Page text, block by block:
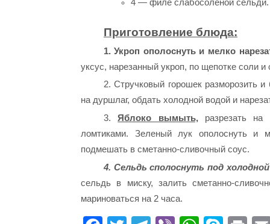
Приготовление блюда:
1. Укроп ополоснуть и мелко
уксус, нарезанный укроп, по щепотке соли
2. Стручковый горошек разморозить
на дуршлаг, обдать холодной водой и
3.Яблоко вымыть,разрезать на
ломтиками. Зеленый лук ополоснуть и
подмешать в сметанно-сливочный соус.
4. Сельдь сполоснуть под
сельдь в миску, залить сметанно-
мариноваться на 2 часа.